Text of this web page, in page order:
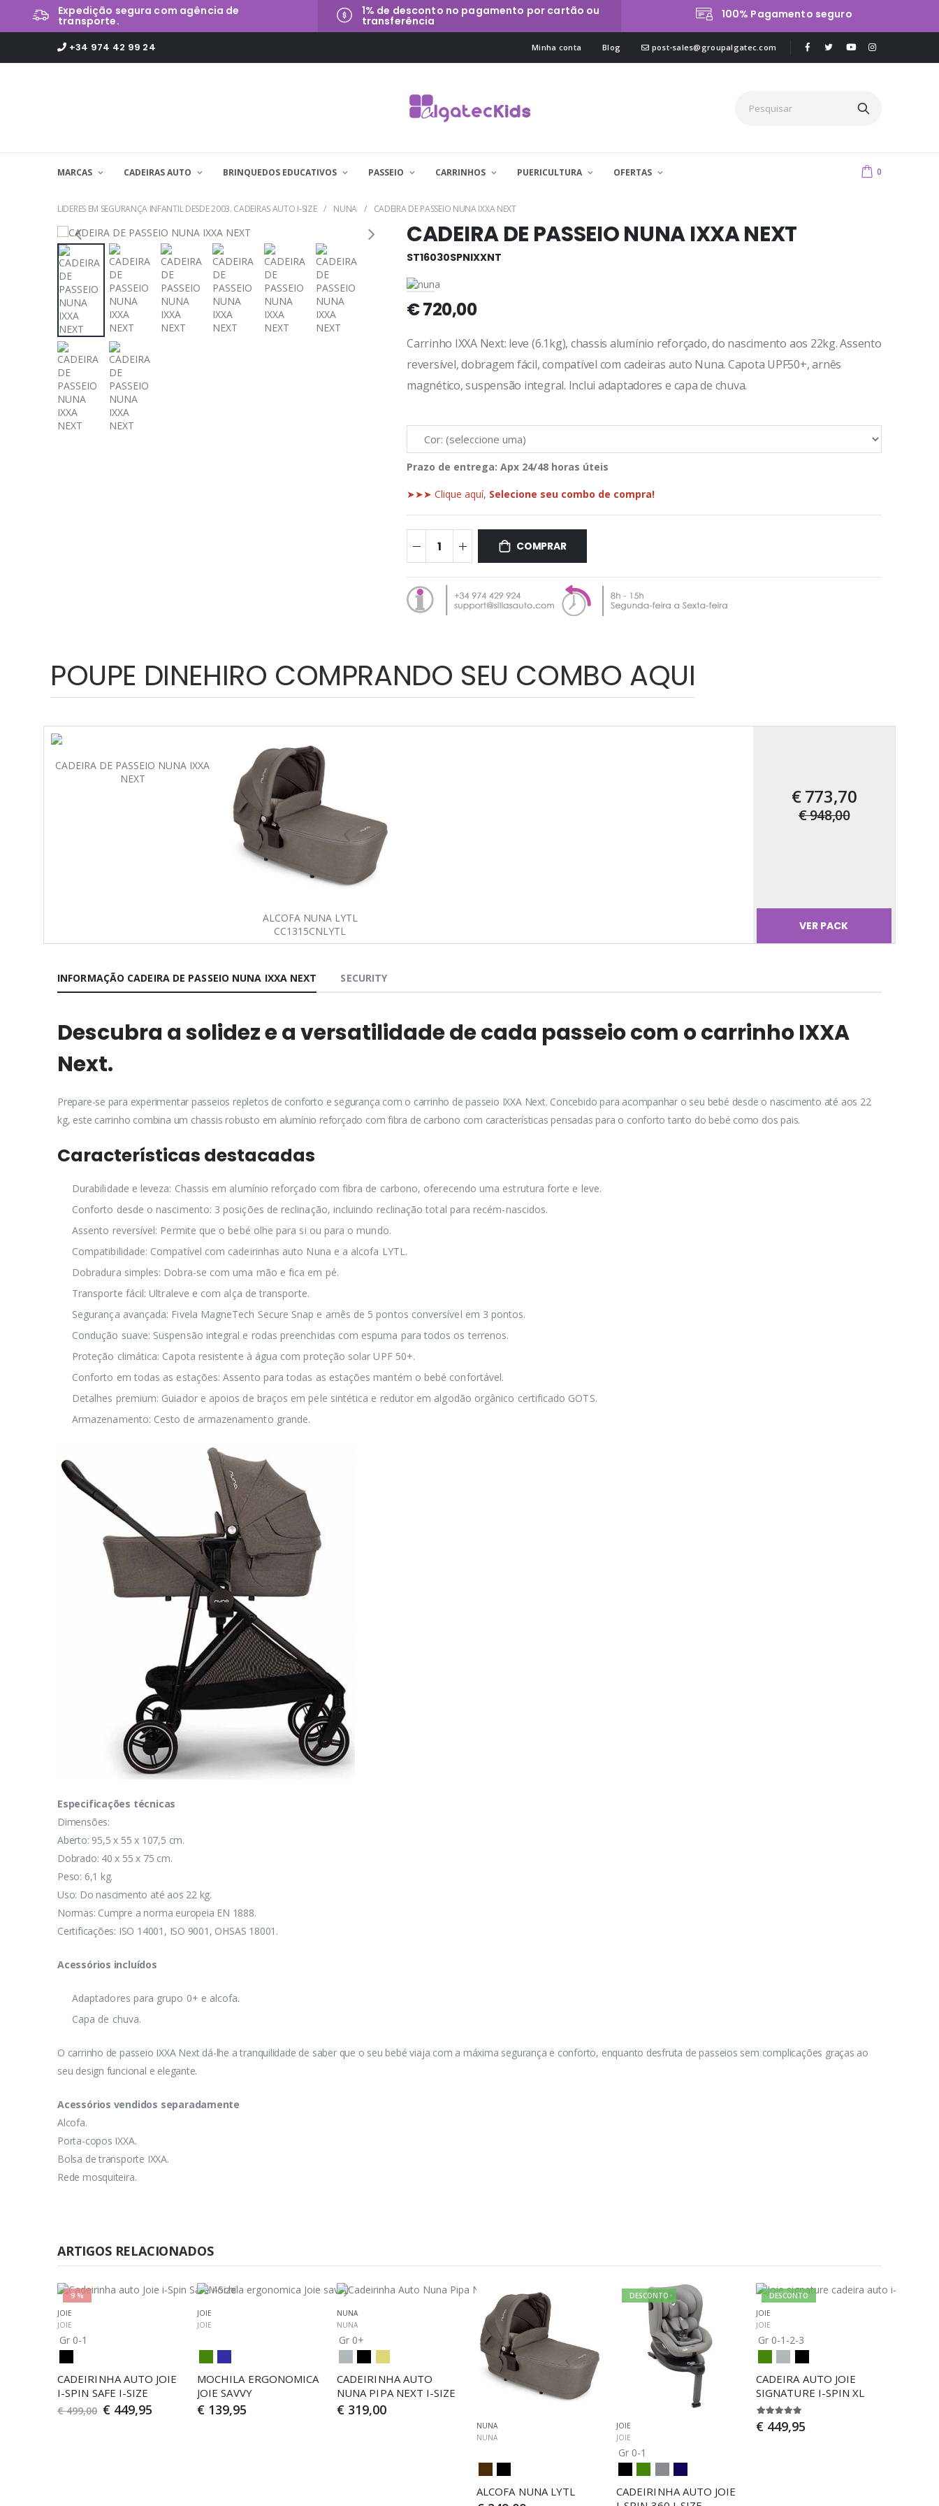
Expedição segura com agência de
transporte.
1% de desconto no pagamento por cartão ou
transferência
100% Pagamento seguro
+34 974 42 99 24 Minha conta Blog post-sales@groupalgatec.com
MARCAS CADEIRAS AUTO BRINQUEDOS EDUCATIVOS PASSEIO CARRINHOS PUERICULTURA OFERTAS 0
LIDERES EM SEGURANÇA INFANTIL DESDE 2003. CADEIRAS AUTO I-SIZE NUNA CADEIRA DE PASSEIO NUNA IXXA NEXT
CADEIRA DE PASSEIO NUNA IXXA NEXT
ST16030SPNIXXNT
€ 720,00
Carrinho IXXA Next: leve (6.1kg), chassis alumínio reforçado, do nascimento aos 22kg. Assento
reversível, dobragem fácil, compatível com cadeiras auto Nuna. Capota UPF50+, arnês
magnético, suspensão integral. Inclui adaptadores e capa de chuva.
Prazo de entrega: Apx 24/48 horas úteis
➤➤➤ Clique aquí, Selecione seu combo de compra!
COMPRAR
POUPE DINEHIRO COMPRANDO SEU COMBO AQUI
CADEIRA DE PASSEIO NUNA IXXA
NEXT
ALCOFA NUNA LYTL
CC1315CNLYTL
€ 773,70
€ 948,00
VER PACK
INFORMAÇÃO CADEIRA DE PASSEIO NUNA IXXA NEXT SECURITY
Descubra a solidez e a versatilidade de cada passeio com o carrinho IXXA
Next.
Prepare-se para experimentar passeios repletos de conforto e segurança com o carrinho de passeio IXXA Next. Concebido para acompanhar o seu bebé desde o nascimento até aos 22
kg, este carrinho combina um chassis robusto em alumínio reforçado com fibra de carbono com características pensadas para o conforto tanto do bebé como dos pais.
Características destacadas
Durabilidade e leveza: Chassis em alumínio reforçado com fibra de carbono, oferecendo uma estrutura forte e leve.
Conforto desde o nascimento: 3 posições de reclinação, incluindo reclinação total para recém-nascidos.
Assento reversível: Permite que o bebé olhe para si ou para o mundo.
Compatibilidade: Compatível com cadeirinhas auto Nuna e a alcofa LYTL.
Dobradura simples: Dobra-se com uma mão e fica em pé.
Transporte fácil: Ultraleve e com alça de transporte.
Segurança avançada: Fivela MagneTech Secure Snap e arnês de 5 pontos conversível em 3 pontos.
Condução suave: Suspensão integral e rodas preenchidas com espuma para todos os terrenos.
Proteção climática: Capota resistente à água com proteção solar UPF 50+.
Conforto em todas as estações: Assento para todas as estações mantém o bebé confortável.
Detalhes premium: Guiador e apoios de braços em pele sintética e redutor em algodão orgânico certificado GOTS.
Armazenamento: Cesto de armazenamento grande.
Especificações técnicas
Dimensões:
Aberto: 95,5 x 55 x 107,5 cm.
Dobrado: 40 x 55 x 75 cm.
Peso: 6,1 kg.
Uso: Do nascimento até aos 22 kg.
Normas: Cumpre a norma europeia EN 1888.
Certificações: ISO 14001, ISO 9001, OHSAS 18001.
Acessórios incluídos
Adaptadores para grupo 0+ e alcofa.
Capa de chuva.
O carrinho de passeio IXXA Next dá-lhe a tranquilidade de saber que o seu bebé viaja com a máxima segurança e conforto, enquanto desfruta de passeios sem complicações graças ao
seu design funcional e elegante.
Acessórios vendidos separadamente
Alcofa.
Porta-copos IXXA.
Bolsa de transporte IXXA.
Rede mosquiteira.
ARTIGOS RELACIONADOS
9 %
JOIE
JOIE
Gr 0-1
CADEIRINHA AUTO JOIE
I-SPIN SAFE I-SIZE
€ 499,00 € 449,95
JOIE
JOIE
MOCHILA ERGONOMICA
JOIE SAVVY
€ 139,95
NUNA
NUNA
Gr 0+
CADEIRINHA AUTO
NUNA PIPA NEXT I-SIZE
€ 319,00
NUNA
NUNA
ALCOFA NUNA LYTL
DESCONTO
JOIE
JOIE
Gr 0-1
CADEIRINHA AUTO JOIE
DESCONTO
JOIE
JOIE
Gr 0-1-2-3
CADEIRA AUTO JOIE
SIGNATURE I-SPIN XL
€ 449,95